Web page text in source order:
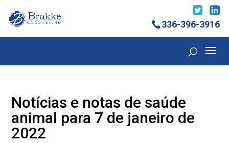
336-396-3916
Notícias e notas de saúde
animal para 7 de janeiro de
2022